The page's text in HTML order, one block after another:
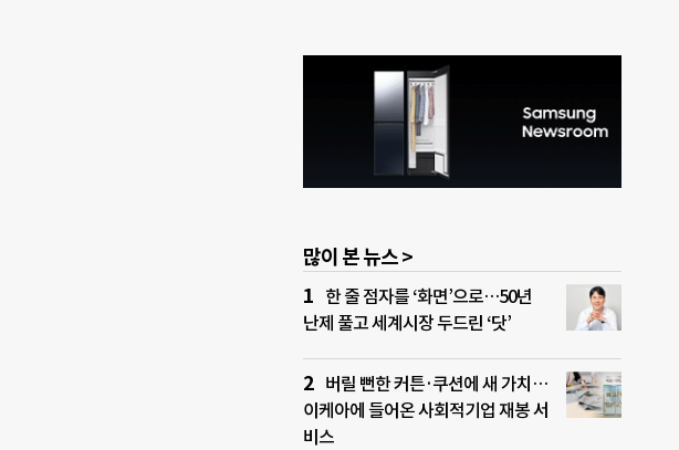
많이 본 뉴스 >
한 줄 점자를 ‘화면’으로…50년
난제 풀고 세계시장 두드린 ‘닷’
버릴 뻔한 커튼·쿠션에 새 가치…
이케아에 들어온 사회적기업 재봉 서
비스